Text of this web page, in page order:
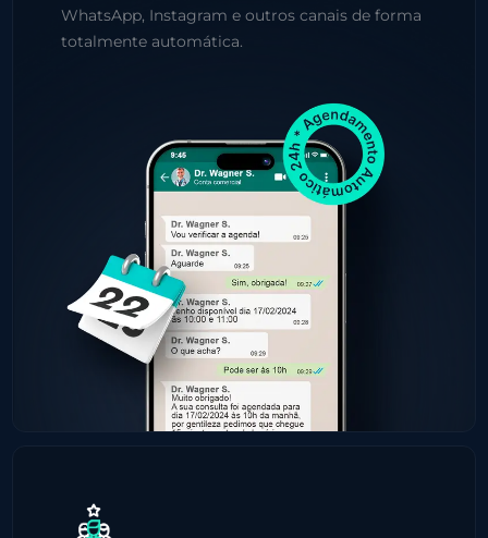
WhatsApp, Instagram e outros canais de forma
totalmente automática.